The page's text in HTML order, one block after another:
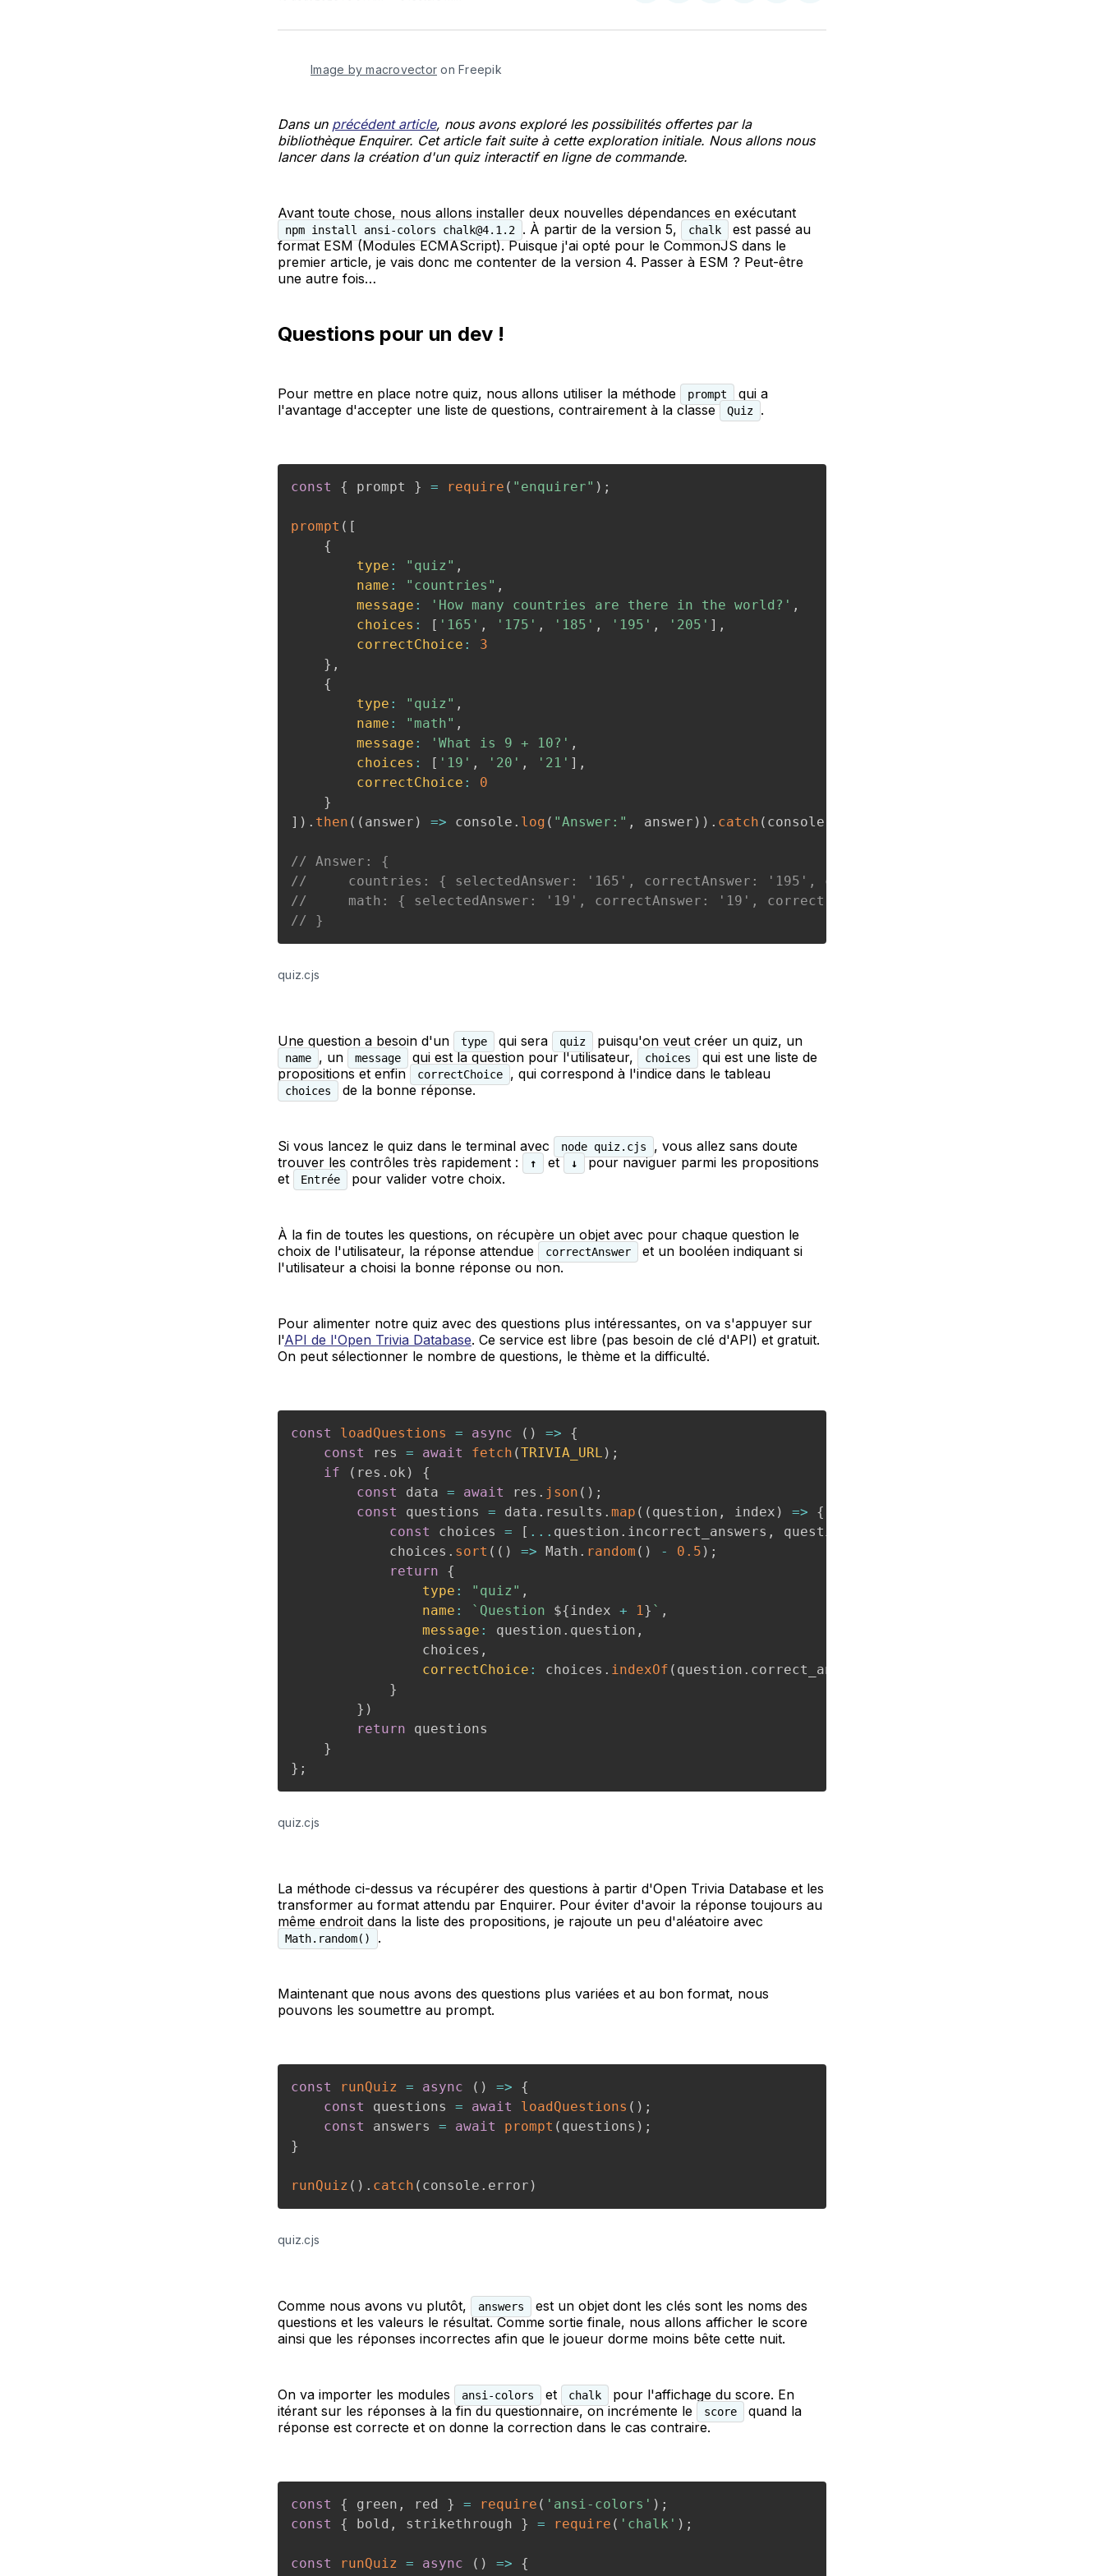
X
Facebook
PinterestLinkedInWhatsApp
Courriel
Image by macrovector on Freepik
Dans un précédent article, nous avons exploré les possibilités offertes par la
bibliothèque Enquirer. Cet article fait suite à cette exploration initiale. Nous allons nous
lancer dans la création d'un quiz interactif en ligne de commande.
Avant toute chose, nous allons installer deux nouvelles dépendances en exécutant
npm install ansi-colors chalk@4.1.2 . À partir de la version 5, chalk
est passé au
format ESM (Modules ECMAScript). Puisque j'ai opté pour le CommonJS dans le
premier article, je vais donc me contenter de la version 4. Passer à ESM ? Peut-être
une autre fois…
Questions pour un dev !
Pour mettre en place notre quiz, nous allons utiliser la méthode prompt
qui a
l'avantage d'accepter une liste de questions, contrairement à la classe Quiz .
const { prompt } = require ( "enquirer" ) ;
prompt ( [
{
type : "quiz" ,
name : "countries" ,
message : 'How many countries are there in the world?' ,
choices : [ '165' , '175' , '185' , '195' , '205' ] ,
correctChoice :
3
} ,
{
type : "quiz" ,
name : "math" ,
message : 'What is 9 + 10?' ,
choices : [ '19' , '20' , '21' ] ,
correctChoice :
0
}
] ) . then ( ( answer ) => console . log ( "Answer:" , answer ) ) . catch ( console
// Answer: {
//     countries: { selectedAnswer: '165', correctAnswer: '195', correct: false },
//     math: { selectedAnswer: '19', correctAnswer: '19', correct: true }
// }
quiz.cjs
Une question a besoin d'un type qui sera quiz puisqu'on veut créer un quiz, un
name , un message qui est la question pour l'utilisateur, choices
qui est une liste de
propositions et enfin
correctChoice , qui correspond à l'indice dans le tableau
choices de la bonne réponse.
Si vous lancez le quiz dans le terminal avec node quiz.cjs
, vous allez sans doute
trouver les contrôles très rapidement :
↑ et ↓
pour naviguer parmi les propositions
et
Entrée pour valider votre choix.
À la fin de toutes les questions, on récupère un objet avec pour chaque question le
choix de l'utilisateur, la réponse attendue
correctAnswer
et un booléen indiquant si
l'utilisateur a choisi la bonne réponse ou non.
Pour alimenter notre quiz avec des questions plus intéressantes, on va s'appuyer sur
l'API de l'Open Trivia Database. Ce service est libre (pas besoin de clé d'API) et gratuit.
On peut sélectionner le nombre de questions, le thème et la difficulté.
const loadQuestions = async ( ) =>
{
const
res = await fetch (TRIVIA_URL ) ;
if
( res . ok )
{
const
data = await res . json ( ) ;
const
questions = data . results . map ( ( question , index ) =>
{
const
choices = [ ... question . incorrect_answers , question
            choices
. sort ( ( ) => Math . random ( ) - 0.5 ) ;
return
{
type : "quiz" ,
name : ` Question ${ index + 1 } ` ,
message : question . question ,
                choices
,
correctChoice : choices . indexOf ( question . correct_answer
}
} )
return questions
}
} ;
quiz.cjs
La méthode ci-dessus va récupérer des questions à partir d'Open Trivia Database et les
transformer au format attendu par Enquirer. Pour éviter d'avoir la réponse toujours au
même endroit dans la liste des propositions, je rajoute un peu d'aléatoire avec
Math.random() .
Maintenant que nous avons des questions plus variées et au bon format, nous
pouvons les soumettre au prompt.
const runQuiz = async ( ) =>
{
const
questions = await loadQuestions ( ) ;
const
answers = await prompt ( questions ) ;
}
runQuiz ( ) . catch ( console . error )
quiz.cjs
Comme nous avons vu plutôt, answers
est un objet dont les clés sont les noms des
questions et les valeurs le résultat. Comme sortie finale, nous allons afficher le score
ainsi que les réponses incorrectes afin que le joueur dorme moins bête cette nuit.
On va importer les modules ansi-colors et chalk
pour l'affichage du score. En
itérant sur les réponses à la fin du questionnaire, on incrémente le
score
quand la
réponse est correcte et on donne la correction dans le cas contraire.
const { green , red } = require ( 'ansi-colors' ) ;
const
{ bold , strikethrough } = require ( 'chalk' ) ;
const runQuiz = async ( ) =>
{